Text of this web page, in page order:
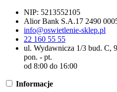
NIP: 5213552105
Alior Bank S.A.17 2490
info@oswietlenie-sklep.pl
22 160 55 55
ul. Wydawnicza 1/3 bud. C,
pon. - pt.
od 8:00 do 16:00
Informacje